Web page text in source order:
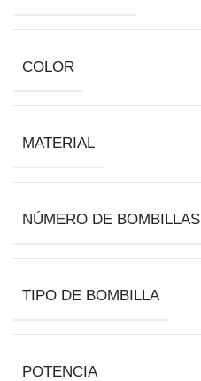
COLOR
MATERIAL
NÚMERO DE BOMBILLAS
TIPO DE BOMBILLA
POTENCIA